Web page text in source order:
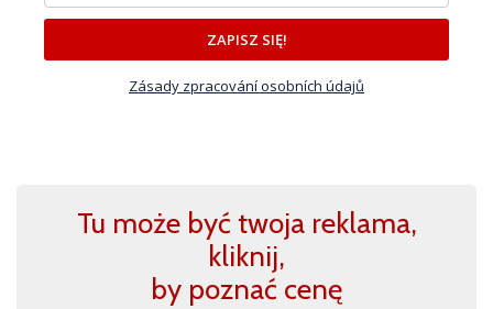
ZAPISZ SIĘ!
Zásady zpracování osobních údajů
Tu może być twoja reklama,
kliknij,
by poznać cenę